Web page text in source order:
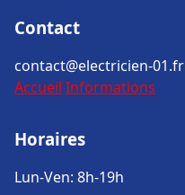
Contact
contact@electricien-01.fr
Accueil Informations
Horaires
Lun-Ven: 8h-19h